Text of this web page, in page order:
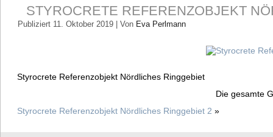
STYROCRETE REFERENZOBJEKT
Publiziert 11. Oktober 2019 Von Eva Perlmann
Styrocrete Referenzobjekt Nördliches Ringgebiet
Die gesamte
Styrocrete Referenzobjekt Nördliches Ringgebiet 2 »